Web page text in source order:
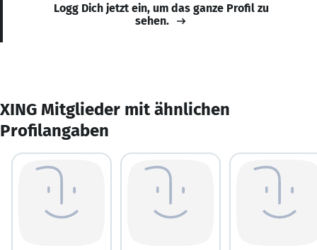
Logg Dich jetzt ein, um das ganze Profil zu
sehen.
XING Mitglieder mit ähnlichen
Profilangaben